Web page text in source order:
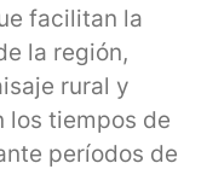
facilitan la
la región,
rural y
los tiempos de
períodos de